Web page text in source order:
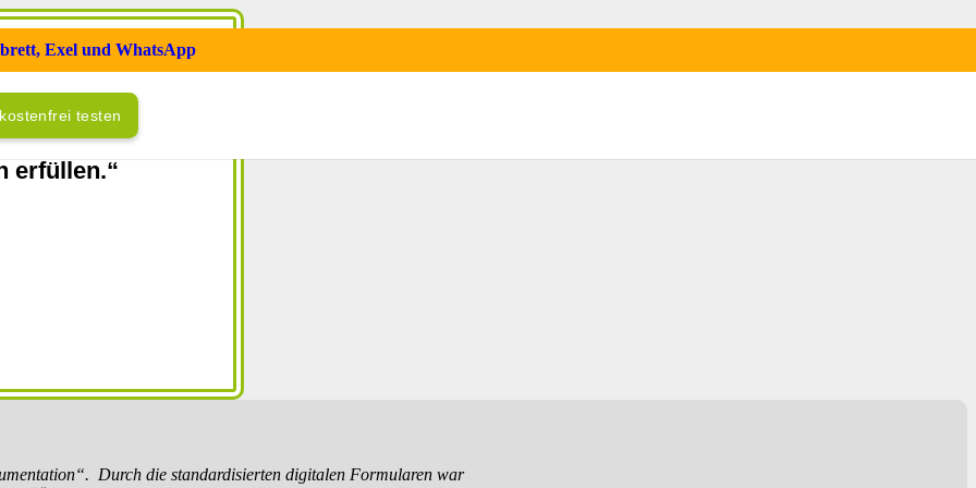
Exel und WhatsApp
testen
Qualität und
die
erfüllen.“
Durch die standardisierten digitalen Formularen war